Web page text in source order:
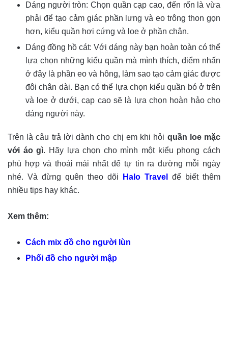
Dáng người tròn: Chọn quần cạp cao, đến rốn là vừa
phải để tạo cảm giác phần lưng và eo trông thon gọn
hơn, kiểu quần hơi cứng và loe ở phần chân.
Dáng đồng hồ cát: Với dáng này bạn hoàn toàn có thể
lựa chọn những kiểu quần mà mình thích, điểm nhấn
ở đây là phần eo và hông, làm sao tạo cảm giác được
đôi chân dài. Bạn có thể lựa chọn kiểu quần bó ở trên
và loe ở dưới, cạp cao sẽ là lựa chọn hoàn hảo cho
dáng người này.
Trên là câu trả lời dành cho chị em khi hỏi quần loe mặc
với áo gì. Hãy lựa chọn cho mình một kiểu phong cách
phù hợp và thoải mái nhất để tự tin ra đường mỗi ngày
nhé. Và đừng quên theo dõi
Halo Travel
để biết thêm
nhiều tips hay khác.
Xem thêm:
Cách mix đồ cho người lùn
Phối đồ cho người mập